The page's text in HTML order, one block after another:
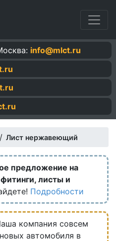
info@mlct.ru
/ Лист нержавеющий
предложение на
листы и
Подробности
компания совсем
автомобиля в